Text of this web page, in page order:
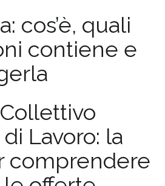
cos’è, quali
contiene e
Lavoro: la
comprendere